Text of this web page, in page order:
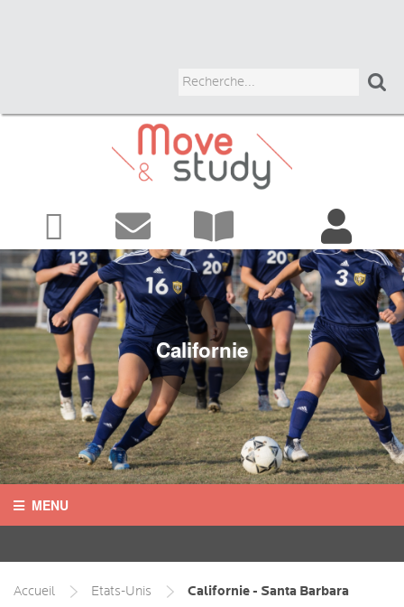
  
Autres
programmes
ADULTES
JUNIORS
HIGH SCHOOL
UNIVERSITAIRE
COURS CHEZ LE PROF
Californie
MENU
AUSTRALIE
Accueil Etats-Unis Californie - Santa Barbara